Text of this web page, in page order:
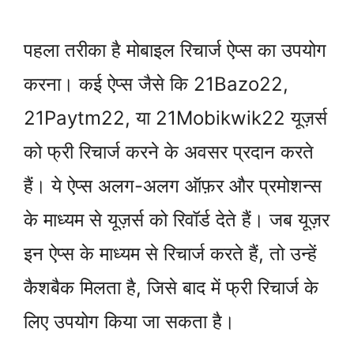
पहला तरीका है मोबाइल रिचार्ज ऐप्स का उपयोग
करना। कई ऐप्स जैसे कि 21Bazo22,
21Paytm22, या 21Mobikwik22 यूज़र्स
को फ्री रिचार्ज करने के अवसर प्रदान करते
हैं। ये ऐप्स अलग-अलग ऑफ़र और प्रमोशन्स
के माध्यम से यूज़र्स को रिवॉर्ड देते हैं। जब यूज़र
इन ऐप्स के माध्यम से रिचार्ज करते हैं, तो उन्हें
कैशबैक मिलता है, जिसे बाद में फ्री रिचार्ज के
लिए उपयोग किया जा सकता है।